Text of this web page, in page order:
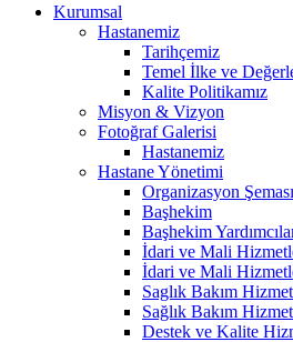
Kurumsal
Hastanemiz
Tarihçemiz
Temel İlke ve
Kalite Politikamız
Misyon & Vizyon
Fotoğraf Galerisi
Hastanemiz
Hastane Yönetimi
Organizasyon Şeması
Başhekim
Başhekim
İdari ve Mali
İdari ve Mali
Saglık Bakım
Sağlık Bakım
Destek ve Kalite